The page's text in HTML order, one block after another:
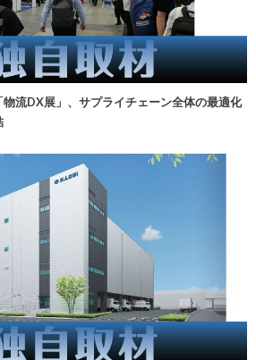
物流DX展」、サプライチェーン全体の最適化